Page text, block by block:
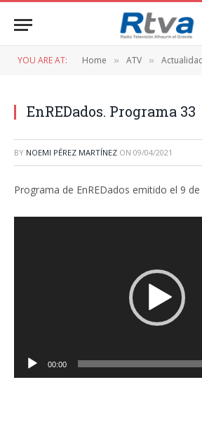
YOU ARE AT: Home » ATV »
EnREDados. Programa 33
BY NOEMI PÉREZ MARTÍNEZ ON 09/04/2021
Programa de EnREDados emitido el 9
00:00